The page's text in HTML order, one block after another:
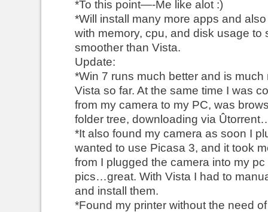
*To this point—-Me like alot :)
*Will install many more apps and
with memory, cpu, and disk usage to
smoother than Vista.
Update:
*Win 7 runs much better and is much
Vista so far. At the same time I was
from my camera to my PC, was
folder tree, downloading via
*It also found my camera as soon I
wanted to use Picasa 3, and it took
from I plugged the camera into my
pics…great. With Vista I had to
and install them.
*Found my printer without the need